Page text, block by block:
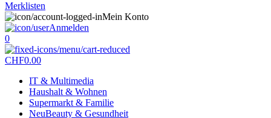
Merklisten
Mein Konto
Anmelden
0
CHF0.00
IT & Multimedia
Haushalt & Wohnen
Supermarkt & Familie
NeuBeauty & Gesundheit